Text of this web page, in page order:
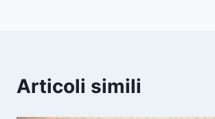
Articoli simili